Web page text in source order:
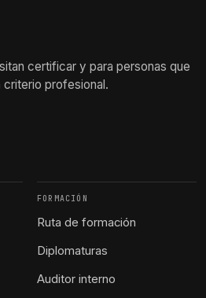
certificar y para personas que
criterio profesional.
FORMACIÓN
Ruta de formación
Diplomaturas
Auditor interno